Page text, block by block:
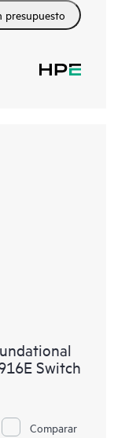
presupuesto
Switch
Comparar